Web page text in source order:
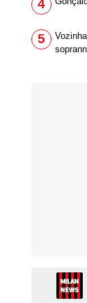
4
5